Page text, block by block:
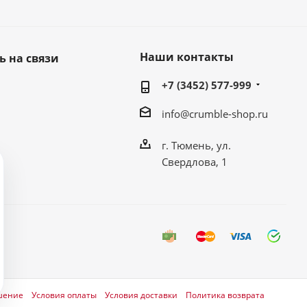
на связи Наши контакты
+7 (3452) 577-999
info@crumble-shop.ru
г. Тюмень, ул.
Свердлова, 1
Условия оплаты Условия доставки Политика возврата